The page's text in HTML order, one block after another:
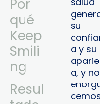
Por
qué
Keep
Smili
ng
Resul
su
a y su
a, y
cemos